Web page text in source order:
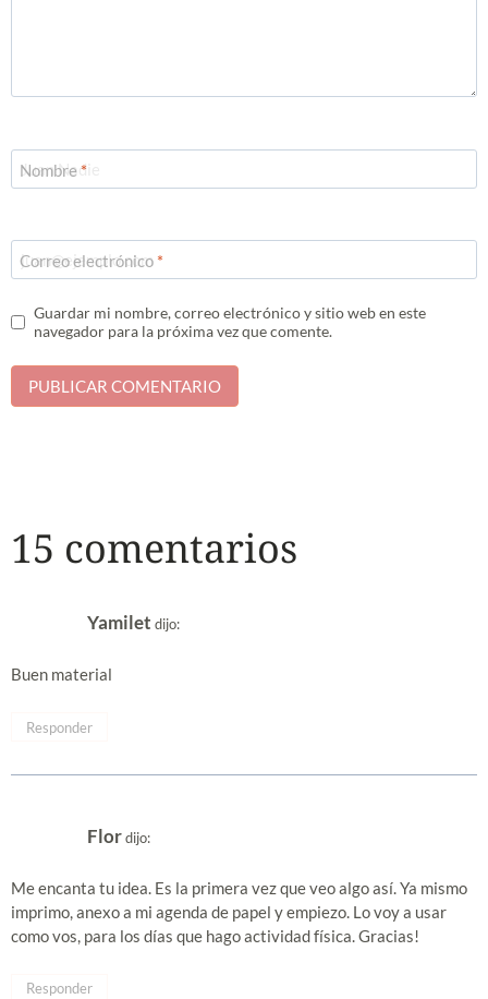
Nombre*
Correo electrónico *
Guardar mi nombre, correo electrónico y sitio web en este
navegador para la próxima vez que comente.
15 comentarios
Yamilet dijo:
Buen material
Responder
Flordijo:
Me encanta tu idea. Es la primera vez que veo algo así. Ya mismo
imprimo, anexo a mi agenda de papel y empiezo. Lo voy a usar
como vos, para los días que hago actividad física. Gracias!
Responder